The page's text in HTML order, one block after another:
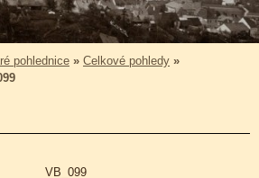
pohlednice » Celkové pohledy »
VB_099